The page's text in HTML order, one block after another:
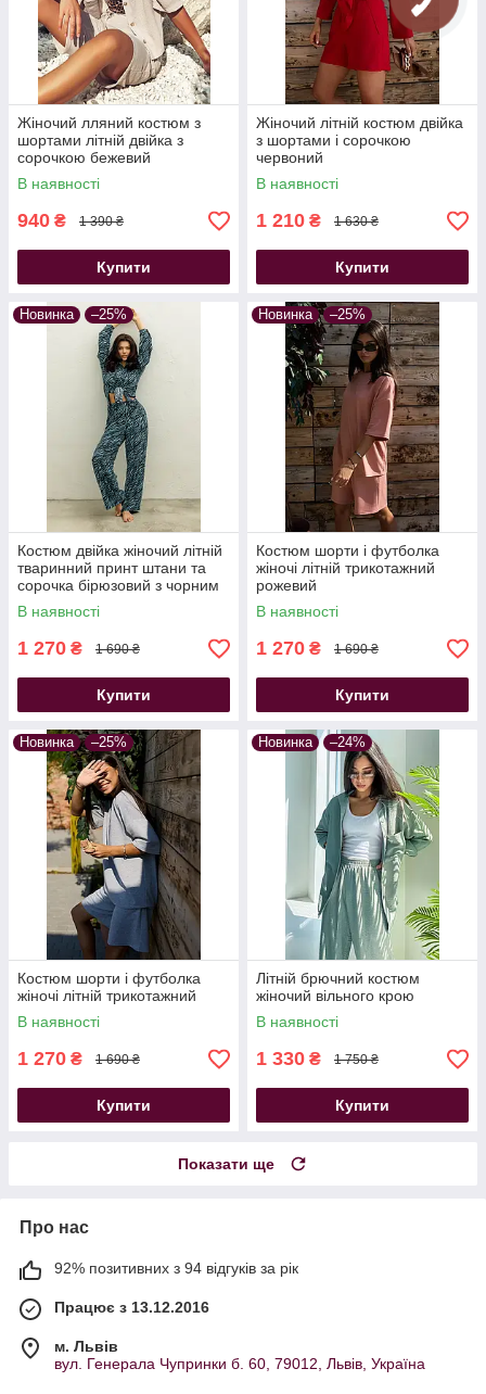
Жіночий лляний костюм з
шортами літній двійка з
сорочкою бежевий
В наявності
940 ₴ 1 390 ₴
Купити
Жіночий літній костюм двійка
з шортами і сорочкою
червоний
В наявності
1 210 ₴ 1 630 ₴
Купити
Новинка –25%
Костюм двійка жіночий літній
тваринний принт штани та
сорочка бірюзовий з чорним
В наявності
1 270 ₴ 1 690 ₴
Купити
Новинка –25%
Костюм шорти і футболка
жіночі літній трикотажний
рожевий
В наявності
1 270 ₴ 1 690 ₴
Купити
Новинка –25%
Костюм шорти і футболка
жіночі літній трикотажний
В наявності
1 270 ₴ 1 690 ₴
Купити
Новинка –24%
Літній брючний костюм
жіночий вільного крою
В наявності
1 330 ₴ 1 750 ₴
Купити
Показати ще
Про нас
92% позитивних з 94 відгуків за рік
Працює з 13.12.2016
м. Львів
вул. Генерала Чупринки б. 60, 79012, Львів, Україна